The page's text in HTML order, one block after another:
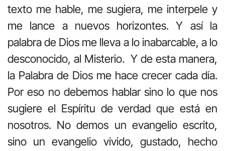
texto me hable, me sugiera, me interpele y
me lance a nuevos horizontes. Y así la
palabra de Dios me lleva a lo inabarcable, a lo
desconocido, al Misterio. Y de esta manera,
la Palabra de Dios me hace crecer cada día.
Por eso no debemos hablar sino lo que nos
sugiere el Espíritu de verdad que está en
nosotros. No demos un evangelio escrito,
sino un evangelio vivido, gustado, hecho